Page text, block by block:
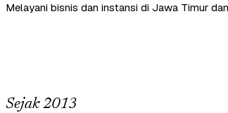
Melayani bisnis dan instansi di Jawa Timur
Sejak 2013